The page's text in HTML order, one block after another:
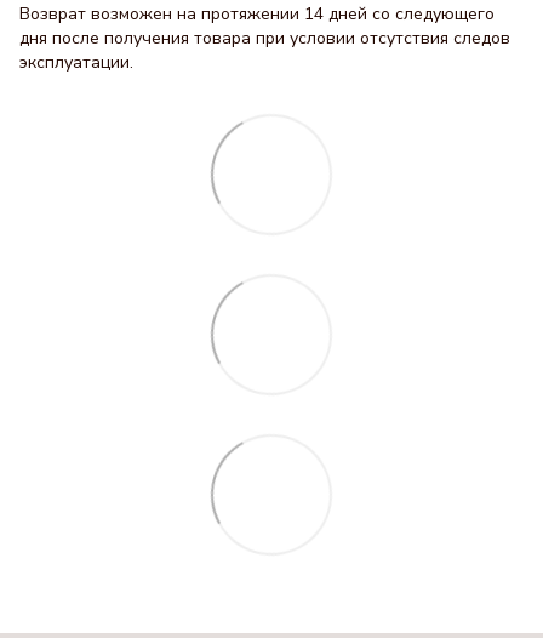
Возврат возможен на протяжении 14 дней со следующего
дня после получения товара при условии отсутствия следов
эксплуатации.